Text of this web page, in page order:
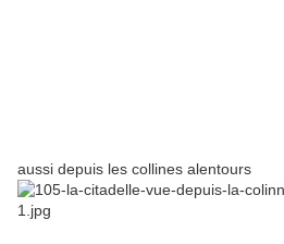
aussi depuis les collines alentours